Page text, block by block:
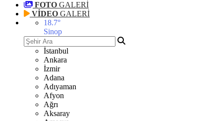
FOTO GALERİ
VİDEO GALERİ
18.7°
Sinop
İstanbul
Ankara
İzmir
Adana
Adıyaman
Afyon
Ağrı
Aksaray